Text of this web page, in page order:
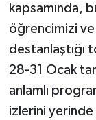
kapsamında,
öğrencimizi
destanlaştığı
28-31 Ocak
anlamlı
izlerini yerinde